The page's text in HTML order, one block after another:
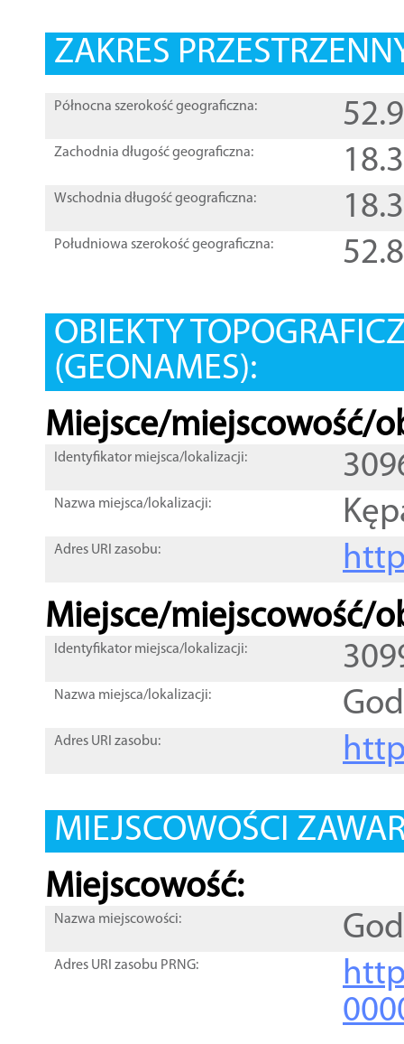
ZAKRES
Północna szerokość geograficzna:
Zachodnia długość geograficzna:
Wschodnia długość geograficzna:
Południowa szerokość geograficzna:
OBIEKTY
(GEONAMES):
Miejsce/miejscowość/
Identyfikator miejsca/lokalizacji:
Nazwa miejsca/lokalizacji:
Adres URI zasobu:
Miejsce/miejscowość/
Identyfikator miejsca/lokalizacji:
Nazwa miejsca/lokalizacji:
Adres URI zasobu:
MIEJSCOWOŚCI
Miejscowość:
Nazwa miejscowości:
Adres URI zasobu PRNG: